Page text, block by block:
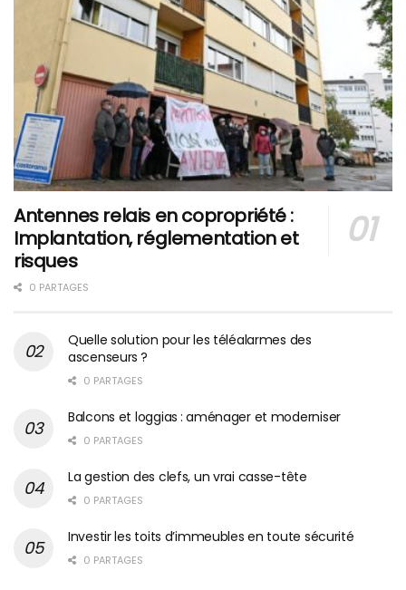
Antennes relais en copropriété :
Implantation, réglementation et
risques
0 PARTAGES
Quelle solution pour les téléalarmes des
ascenseurs ?
0 PARTAGES
Balcons et loggias : aménager et moderniser
0 PARTAGES
La gestion des clefs, un vrai casse-tête
0 PARTAGES
Investir les toits d’immeubles en toute sécurité
0 PARTAGES